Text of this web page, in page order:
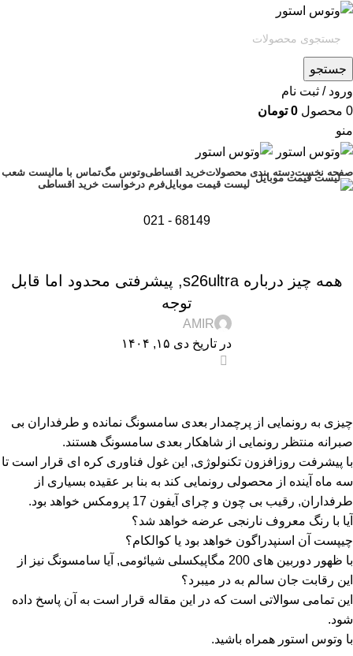
جستجو
ورود / ثبت نام
0 محصول 0 تومان
منو
صفحه نخستدسته بندی محصولاتخرید اقساطیوتوس مگتماس با مالیست شعب
لیست قیمت موبایلفرم درخواست خرید اقساطی
68149 - 021
,نقد و بررسی
همه چیز درباره s26ultra, پیشرفتی محدود اما قابل
توجه
AMIR
در تاریخ دی ۱۵, ۱۴۰۴
چیزی به رونمایی از پرچمدار بعدی سامسونگ نمانده و طرفداران بی
صبرانه منتظر رونمایی از شاهکار بعدی سامسونگ هستند.
با پیشرفت روزافزون تکنولوژی, این غول فناوری کره ای قرار است تا
سه ماه آینده از محصولی رونمایی کند به بنا بر عقیده بسیاری از
طرفداران, رقیب بی چون و چرای آیفون 17 پرومکس خواهد بود.
آیا با رنگ معروف نارنجی عرضه خواهد شد؟
چیپست آن اسنپدراگون خواهد بود یا کوالکام؟
با ظهور دوربین های 200 مگاپیکسلی شیائومی, آیا سامسونگ نیز از
این رقابت جان سالم به در میبرد؟
این تمامی سوالاتی است که در این مقاله قرار است به آن پاسخ داده
شود.
با وتوس استور همراه باشید.